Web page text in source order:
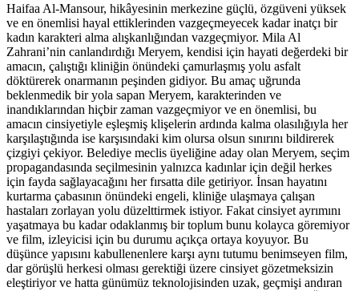
Haifaa Al-Mansour, hikâyesinin merkezine güçlü, özgüveni yüksek
ve en önemlisi hayal ettiklerinden vazgeçmeyecek kadar inatçı bir
kadın karakteri alma alışkanlığından vazgeçmiyor. Mila Al
Zahrani’nin canlandırdığı Meryem, kendisi için hayati değerdeki bir
amacın, çalıştığı kliniğin önündeki çamurlaşmış yolu asfalt
döktürerek onarmanın peşinden gidiyor. Bu amaç uğrunda
beklenmedik bir yola sapan Meryem, karakterinden ve
inandıklarından hiçbir zaman vazgeçmiyor ve en önemlisi, bu
amacın cinsiyetiyle eşleşmiş klişelerin ardında kalma olasılığıyla her
karşılaştığında ise karşısındaki kim olursa olsun sınırını bildirerek
çizgiyi çekiyor. Belediye meclis üyeliğine aday olan Meryem, seçim
propagandasında seçilmesinin yalnızca kadınlar için değil herkes
için fayda sağlayacağını her fırsatta dile getiriyor. İnsan hayatını
kurtarma çabasının önündeki engeli, kliniğe ulaşmaya çalışan
hastaları zorlayan yolu düzelttirmek istiyor. Fakat cinsiyet ayrımını
yaşatmaya bu kadar odaklanmış bir toplum bunu kolayca göremiyor
ve film, izleyicisi için bu durumu açıkça ortaya koyuyor. Bu
düşünce yapısını kabullenenlere karşı aynı tutumu benimseyen film,
dar görüşlü herkesi olması gerektiği üzere cinsiyet gözetmeksizin
eleştiriyor ve hatta günümüz teknolojisinden uzak, geçmişi andıran